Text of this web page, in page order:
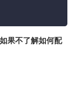
果不了解如何配
window)